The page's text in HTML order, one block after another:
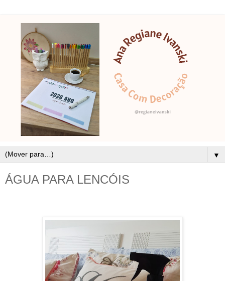
▼
ÁGUA PARA LENCÓIS